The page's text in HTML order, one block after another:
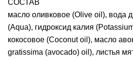
СОСТАВ
масло оливковое (Olive oil), вода
(Aqua), гидроксид калия
кокосовое (Coconut oil), масло
gratissima (avocado) oil), листья